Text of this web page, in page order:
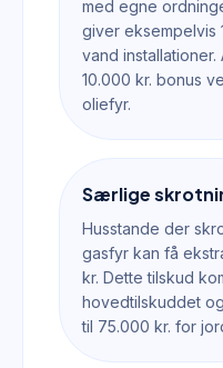
med egne
giver eksempelvis
vand installationer.
10.000 kr. bonus
oliefyr.
Særlige
Husstande der
gasfyr kan få
kr. Dette tilskud
hovedtilskuddet
til 75.000 kr. for